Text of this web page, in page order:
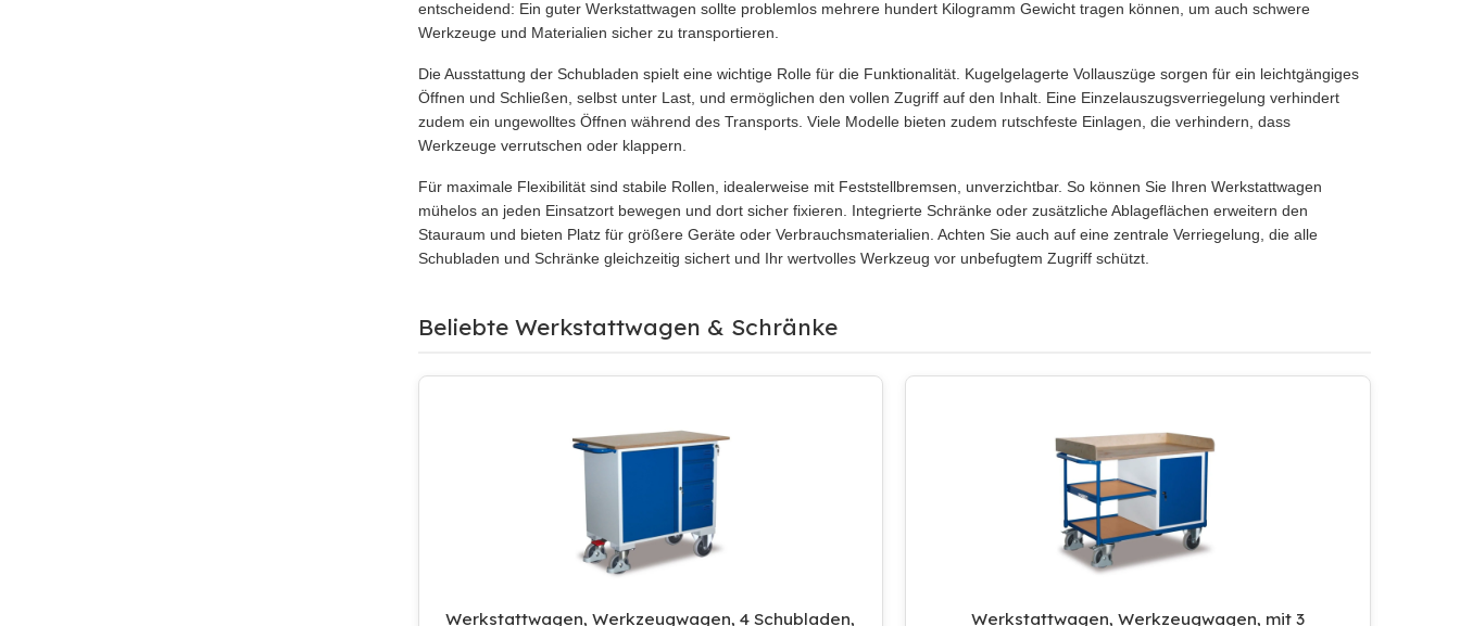
entscheidend: Ein guter Werkstattwagen sollte problemlos mehrere hundert Kilogramm Gewicht tragen können, um auch schwere
Werkzeuge und Materialien sicher zu transportieren.
Die Ausstattung der Schubladen spielt eine wichtige Rolle für die Funktionalität. Kugelgelagerte Vollauszüge sorgen für ein leichtgängiges
Öffnen und Schließen, selbst unter Last, und ermöglichen den vollen Zugriff auf den Inhalt. Eine Einzelauszugsverriegelung verhindert
zudem ein ungewolltes Öffnen während des Transports. Viele Modelle bieten zudem rutschfeste Einlagen, die verhindern, dass
Werkzeuge verrutschen oder klappern.
Für maximale Flexibilität sind stabile Rollen, idealerweise mit Feststellbremsen, unverzichtbar. So können Sie Ihren Werkstattwagen
mühelos an jeden Einsatzort bewegen und dort sicher fixieren. Integrierte Schränke oder zusätzliche Ablageflächen erweitern den
Stauraum und bieten Platz für größere Geräte oder Verbrauchsmaterialien. Achten Sie auch auf eine zentrale Verriegelung, die alle
Schubladen und Schränke gleichzeitig sichert und Ihr wertvolles Werkzeug vor unbefugtem Zugriff schützt.
Beliebte Werkstattwagen & Schränke
Werkstattwagen, Werkzeugwagen, 4 Schubladen, Werkstattwagen, Werkzeugwagen, mit 3